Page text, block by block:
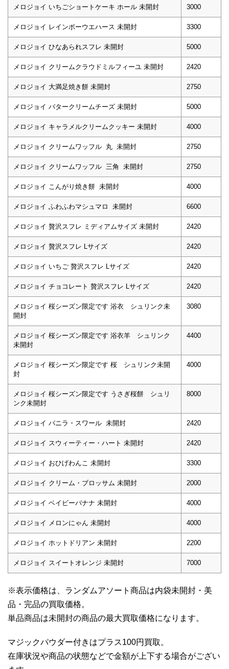
メロジョイ いちごショートケーキ ホール 未開封 3000
メロジョイ レインボーウエハース 未開封 3300
メロジョイ ひなあられスフレ 未開封 5000
メロジョイ クリームクラウドミルフィーユ 未開封 2420
メロジョイ 大満足焼き餅 未開封 2750
メロジョイ バタークリームチーズ 未開封 5000
メロジョイ キャラメルクリームクッキー 未開封 4000
メロジョイ クリームワッフル 丸 未開封 2750
メロジョイ クリームワッフル 三角 未開封 2750
メロジョイ こんがり焼き餅 未開封 4000
メロジョイ ふわふわマシュマロ 未開封 6600
メロジョイ 贅沢スフレ ミディアムサイズ 未開封 2420
メロジョイ 贅沢スフレ Lサイズ 2420
メロジョイ いちご 贅沢スフレ Lサイズ 2420
メロジョイ チョコレート 贅沢スフレ Lサイズ 2420
メロジョイ 桜シーズン限定です 浴衣 シュリンク未
開封
3080
メロジョイ 桜シーズン限定です 浴衣羊 シュリンク
未開封
4400
メロジョイ 桜シーズン限定です 桜 シュリンク未開
封
4000
メロジョイ 桜シーズン限定です うさぎ桜餅 シュリ
ンク未開封
8000
メロジョイ バニラ・スワール 未開封 2420
メロジョイ スウィーティー・ハート 未開封 2420
メロジョイ おひげわんこ 未開封 3300
メロジョイ クリーム・ブロッサム 未開封 2000
メロジョイ ベイビーバナナ 未開封 4000
メロジョイ メロンにゃん 未開封 4000
メロジョイ ホットドリアン 未開封 2200
メロジョイ スイートオレンジ 未開封 7000
※表示価格は、ランダムアソート商品は内袋未開封・美
品・完品の買取価格。
単品商品は未開封の商品の最大買取価格になります。
マジックパウダー付きはプラス100円買取。
在庫状況や商品の状態などで金額が上下する場合がござい